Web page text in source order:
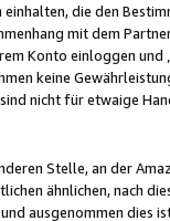
die den
mit dem
Konto einloggen und
keine
nicht für etwaige
Stelle, an der
ähnlichen, nach
ausgenommen